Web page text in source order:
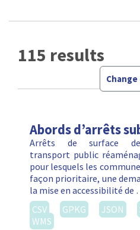
115 results
Abords d’arrêts
Arrêts de surface de
transport public
pour lesquels les
façon prioritaire, une
la mise en accessibilité de
CSV
GPKG JSON
WMS